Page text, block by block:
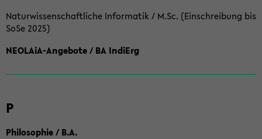
Naturwissenschaftliche Informatik / M.Sc. (Einschreibung bis
SoSe 2025)
NEOLAiA-Angebote / BA IndiErg
P
Philosophie / B.A.